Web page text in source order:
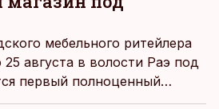
мебельного ритейлера
августа в волости Раэ под
первый полноценный
Эстонии.